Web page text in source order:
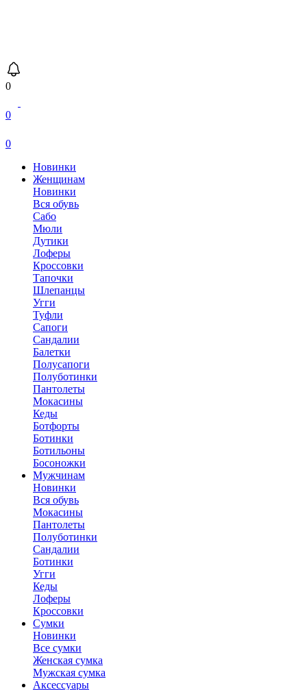
0
0
0
Новинки
Женщинам
Новинки
Вся обувь
Сабо
Мюли
Дутики
Лоферы
Кроссовки
Тапочки
Шлепанцы
Угги
Туфли
Сапоги
Сандалии
Балетки
Полусапоги
Полуботинки
Пантолеты
Мокасины
Кеды
Ботфорты
Ботинки
Ботильоны
Босоножки
Мужчинам
Новинки
Вся обувь
Мокасины
Пантолеты
Полуботинки
Сандалии
Ботинки
Угги
Кеды
Лоферы
Кроссовки
Сумки
Новинки
Все сумки
Женская сумка
Мужская сумка
Аксессуары